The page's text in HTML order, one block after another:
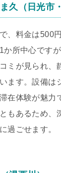
久（日光市
、料金は500
か所中心です
ミが見られ、
ます。設備は
在体験が魅力
もあるため、
過ごせます。